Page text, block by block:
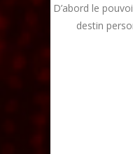
D’abord le
destin